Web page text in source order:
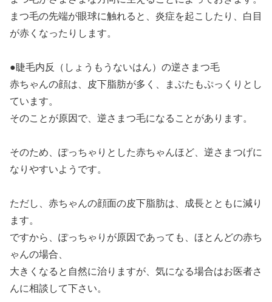
まつ毛の先端が眼球に触れると、炎症を起こしたり、白目
が赤くなったりします。
●睫毛内反（しょうもうないはん）の逆さまつ毛
赤ちゃんの顔は、皮下脂肪が多く、まぶたもぷっくりとし
ています。
そのことが原因で、逆さまつ毛になることがあります。
そのため、ぽっちゃりとした赤ちゃんほど、逆さまつげに
なりやすいようです。
ただし、赤ちゃんの顔面の皮下脂肪は、成長とともに減り
ます。
ですから、ぽっちゃりが原因であっても、ほとんどの赤ち
ゃんの場合、
大きくなると自然に治りますが、気になる場合はお医者さ
んに相談して下さい。